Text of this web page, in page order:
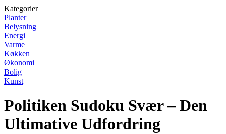
Kategorier
Planter
Belysning
Energi
Varme
Køkken
Økonomi
Bolig
Kunst
Politiken Sudoku Svær – Den
Ultimative Udfordring